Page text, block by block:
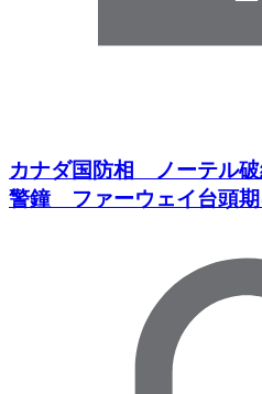
カナダ国防相 ノーテル
警鐘 ファーウェイ台頭期